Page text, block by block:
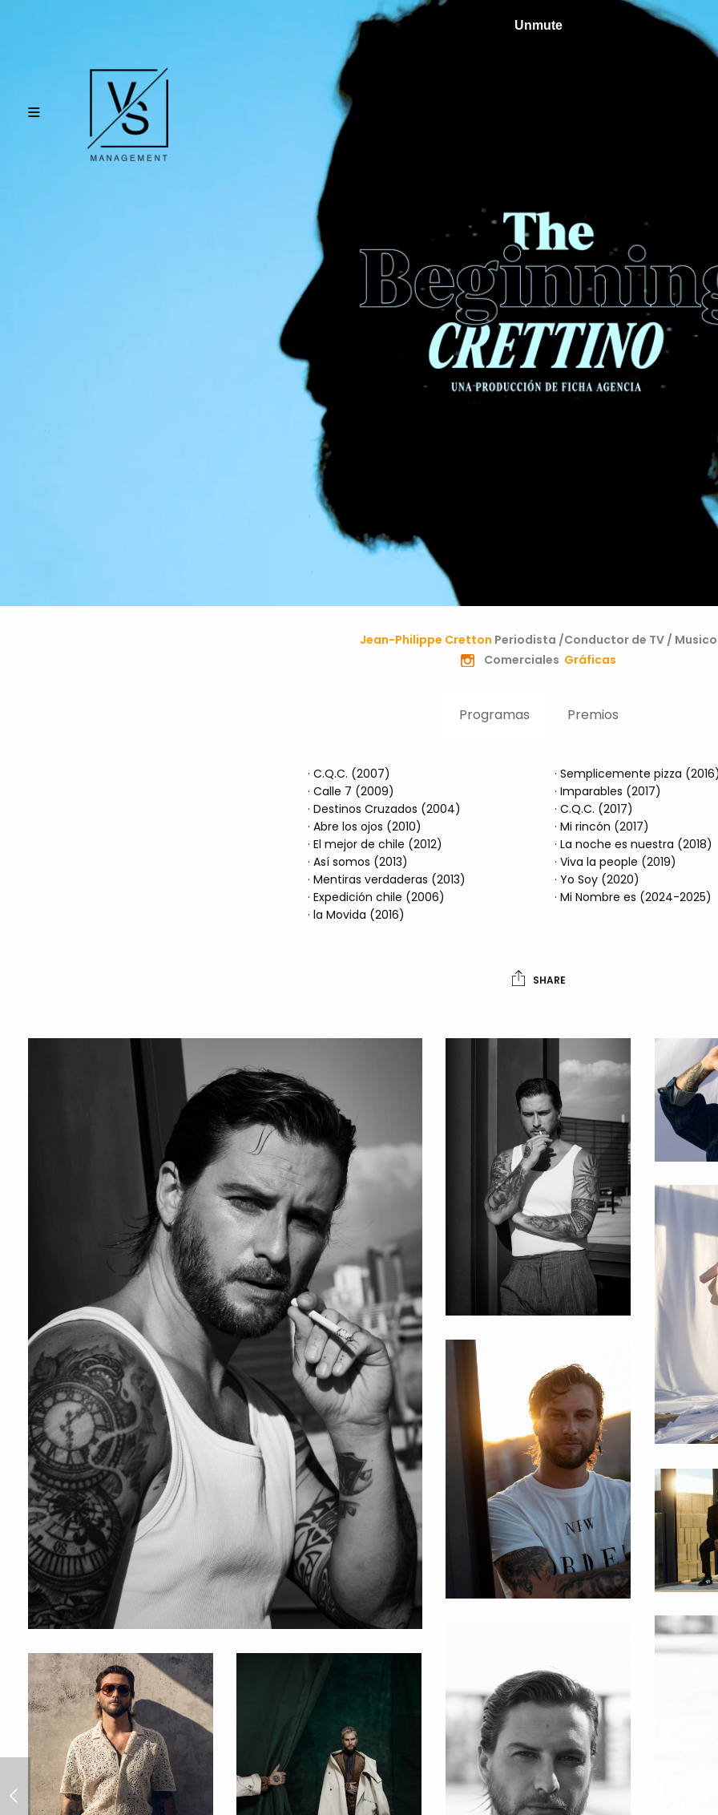
Lorenza Izzo
Jean-Philippe Cretton Periodista /Conductor de TV / Musico
Comerciales Gráficas
Programas Premios
· C.Q.C. (2007)
· Calle 7 (2009)
· Destinos Cruzados (2004)
· Abre los ojos (2010)
· El mejor de chile (2012)
· Así somos (2013)
· Mentiras verdaderas (2013)
· Expedición chile (2006)
· la Movida (2016)
· Semplicemente pizza
· Imparables (2017)
· C.Q.C. (2017)
· Mi rincón (2017)
· La noche es nuestra (2018)
· Viva la people (2019)
· Yo Soy (2020)
· Mi Nombre es (2024-2025)
SHARE